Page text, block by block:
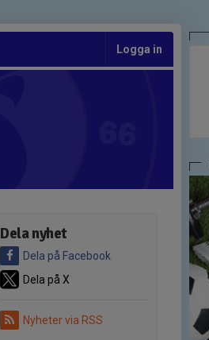
Logga in
Dela nyhet
Dela på Facebook
Dela på X
Nyheter via RSS